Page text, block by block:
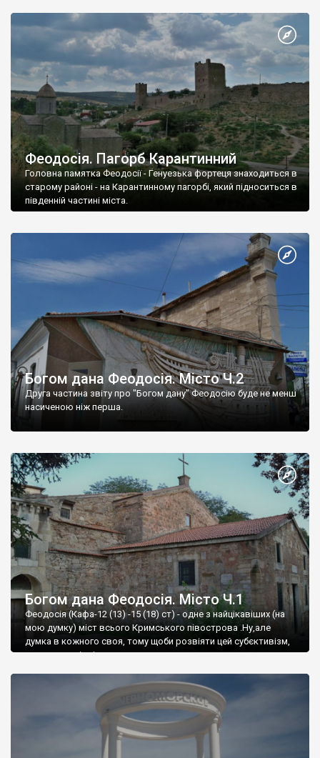
Феодосія. Пагорб Карантинний
Головна памятка Феодосії - Генуезька фортеця знаходиться в
старому районі - на Карантинному пагорбі, який підноситься в
південній частині міста.
Богом дана Феодосія. Місто Ч.2
Друга частина звіту про "Богом дану" Феодосію буде не менш
насиченою ніж перша.
Богом дана Феодосія. Місто Ч.1
Феодосія (Кафа-12 (13) -15 (18) ст) - одне з найцікавіших (на
мою думку) міст всього Кримського півострова .Ну,але
думка в кожного своя, тому щоби розвіяти цей субєктивізм,
запрошую відвідати це